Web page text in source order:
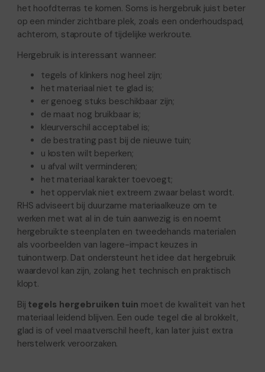
het hoofdterras te komen. Soms is hergebruik juist beter
op een minder zichtbare plek, zoals een onderhoudspad,
achterom, staproute of tijdelijke werkroute.
Hergebruik is interessant wanneer:
tegels of klinkers nog heel zijn;
het materiaal niet te glad is;
er genoeg stuks beschikbaar zijn;
de maat nog bruikbaar is;
kleurverschil acceptabel is;
de bestrating past bij de nieuwe tuin;
u kosten wilt beperken;
u afval wilt verminderen;
het materiaal karakter toevoegt;
het oppervlak niet extreem zwaar belast wordt.
RHS adviseert bij duurzame materiaalkeuze om te
werken met wat al in de tuin aanwezig is en noemt
hergebruikte steenplaten en tweedehands materialen
als voorbeelden van lagere-impact keuzes in
tuinontwerp. Dat ondersteunt het idee dat hergebruik
waardevol kan zijn, zolang het technisch en praktisch
klopt.
Bij tegels hergebruiken tuin moet de kwaliteit van het
materiaal leidend blijven. Een oude tegel die al brokkelt,
glad is of veel maatverschil heeft, kan later juist extra
herstelwerk veroorzaken.